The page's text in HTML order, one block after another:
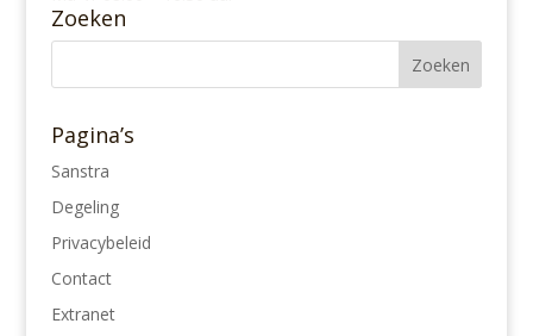
Zoeken
Pagina’s
Sanstra
Degeling
Privacybeleid
Contact
Extranet